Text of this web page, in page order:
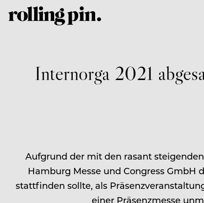
Internorga 2021
Aufgrund der mit den rasant
Hamburg Messe und Congress GmbH
stattfinden sollte, als
einer Präsenzmesse